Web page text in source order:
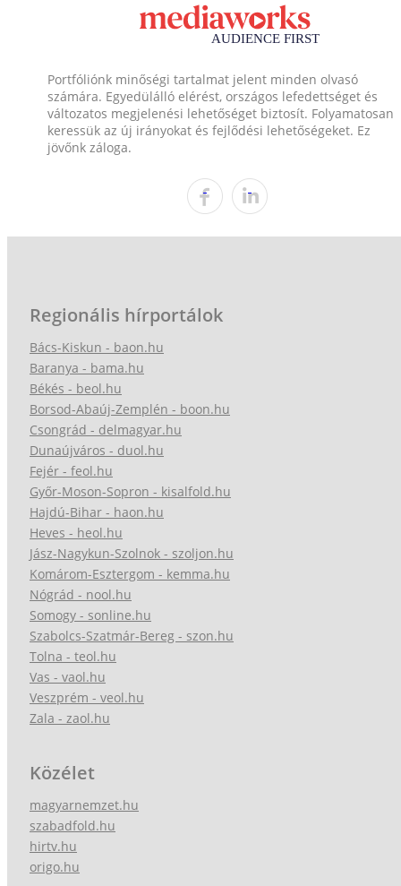
Portfóliónk minőségi tartalmat jelent minden olvasó
számára. Egyedülálló elérést, országos lefedettséget és
változatos megjelenési lehetőséget biztosít. Folyamatosan
keressük az új irányokat és fejlődési lehetőségeket. Ez
jövőnk záloga.
Regionális hírportálok
Bács-Kiskun - baon.hu
Baranya - bama.hu
Békés - beol.hu
Borsod-Abaúj-Zemplén - boon.hu
Csongrád - delmagyar.hu
Dunaújváros - duol.hu
Fejér - feol.hu
Győr-Moson-Sopron - kisalfold.hu
Hajdú-Bihar - haon.hu
Heves - heol.hu
Jász-Nagykun-Szolnok - szoljon.hu
Komárom-Esztergom - kemma.hu
Nógrád - nool.hu
Somogy - sonline.hu
Szabolcs-Szatmár-Bereg - szon.hu
Tolna - teol.hu
Vas - vaol.hu
Veszprém - veol.hu
Zala - zaol.hu
Közélet
magyarnemzet.hu
szabadfold.hu
hirtv.hu
origo.hu